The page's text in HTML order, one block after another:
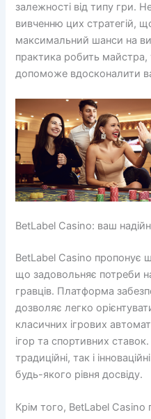
залежності від типу гри.
вивченню цих стратегій,
максимальний шанси на
практика робить майстра,
допоможе вдосконалити
BetLabel Casino: ваш
BetLabel Casino пропонує
що задовольняє потреби
гравців. Платформа
дозволяє легко
класичних ігрових
ігор та спортивних
традиційні, так і
будь-якого рівня досвіду.
Крім того, BetLabel Casino